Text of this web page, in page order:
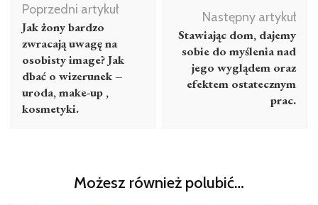
Poprzedni artykuł
Jak żony bardzo
zwracają uwagę na
osobisty image? Jak
dbać o wizerunek –
uroda, make-up ,
kosmetyki.
Następny artykuł
Stawiając dom, dajemy
sobie do myślenia nad
jego wyglądem oraz
efektem ostatecznym
prac.
Możesz również polubić…